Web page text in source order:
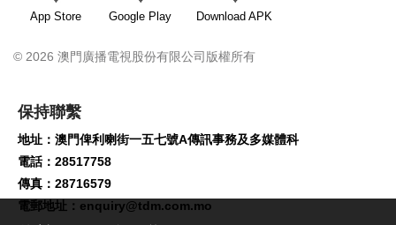
App Store Google Play Download APK
© 2026 澳門廣播電視股份有限公司版權所有
保持聯繫
地址：澳門俾利喇街一五七號A傳訊事務及多媒體科
電話：28517758
傳真：28716579
電郵地址： enquiry@tdm.com.mo